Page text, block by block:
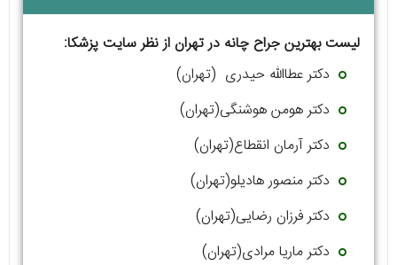
لیست بهترین جراح چانه در تهران از نظر سایت پزشکا:
دکتر عطاالله حیدری (تهران)
دکتر هومن هوشنگی(تهران)
دکتر آرمان انقطاع(تهران)
دکتر منصور هادیلو(تهران)
دکتر فرزان رضایی(تهران)
دکتر ماریا مرادی(تهران)